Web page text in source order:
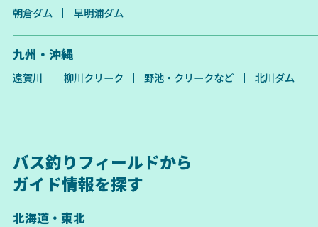
朝倉ダム
早明浦ダム
九州・沖縄
遠賀川 柳川クリーク 野池・クリークなど 北川ダム
バス釣りフィールドから
ガイド情報を探す
北海道・東北